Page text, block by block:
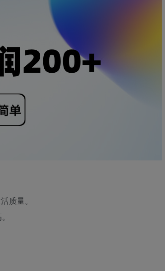
质量。